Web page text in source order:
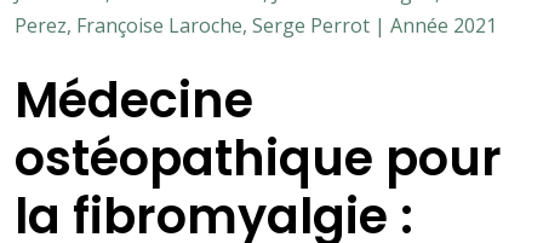
Perez, Françoise Laroche, Serge Perrot | Année 2021
Médecine
ostéopathique pour
la fibromyalgie :